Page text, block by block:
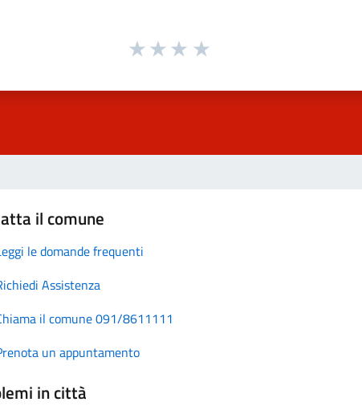
il comune
le domande frequenti
Assistenza
il comune 091/8611111
un appuntamento
in città